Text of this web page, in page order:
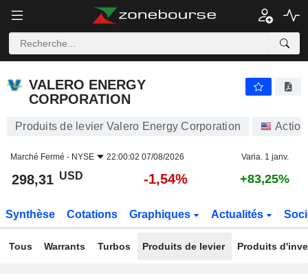
VALERO ENERGY
CORPORATION
Produits de levier Valero Energy Corporation
Marché Fermé - NYSE 22:00:02 07/08/2026 Varia. 1 janv.
298,31 USD -1,54% +83,25%
Synthèse Cotations Graphiques Actualités
Tous Warrants Turbos Produits de levier Produits